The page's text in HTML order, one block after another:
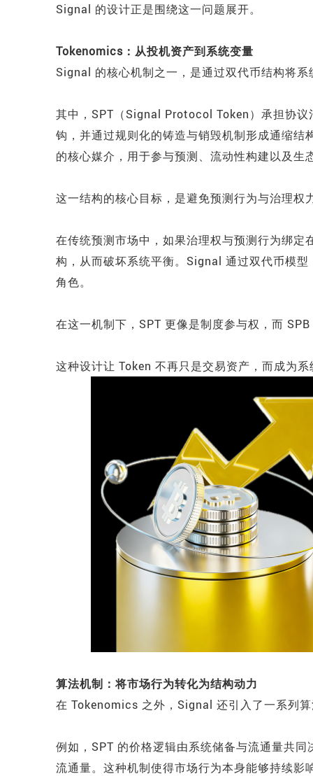
Signal 的设计正是围绕这一问题展开。
Tokenomics：从投机资产到系统变量
Signal 的核心机制之一，是通过双代币结构将
其中，SPT（Signal Protocol Token）承担协
钩，并通过规则化的铸造与销毁机制形成通缩
的核心媒介，用于参与预测、流动性构建以及生
这一结构的核心目标，是避免预测行为与治理权
在传统预测市场中，如果治理权与预测行为绑
构，从而破坏系统平衡。Signal 通过双代币模
角色。
在这一机制下，SPT 更像是制度参与权，而
这种设计让 Token 不再只是交易资产，而成为
算法机制：将市场行为转化为结构动力
在 Tokenomics 之外，Signal 还引入了一系列
例如，SPT 的价格逻辑由系统储备与流通量共
流通量。这种机制使得市场行为本身能够持续影